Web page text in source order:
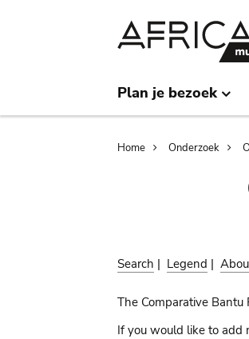
Plan je bezoek
Home Onderzoek
Search | Legend |
The Comparative
If you would like to add